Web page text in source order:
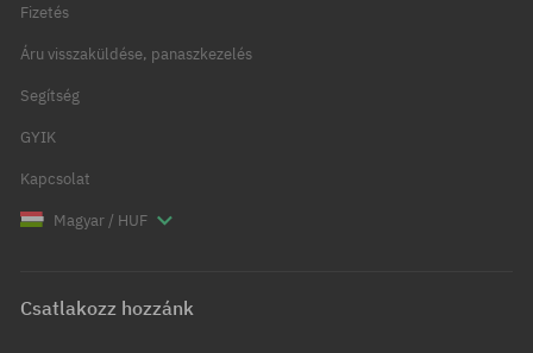
Fizetés
Áru visszaküldése, panaszkezelés
Segítség
GYIK
Kapcsolat
Magyar / HUF
Csatlakozz hozzánk